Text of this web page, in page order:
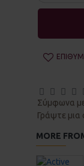
Σύμφωνα με
Γράψτε μια
MORE